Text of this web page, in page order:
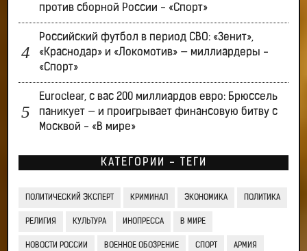
против сборной России - «Спорт»
Российский футбол в период СВО: «Зенит»,
«Краснодар» и «Локомотив» — миллиардеры -
«Спорт»
Euroclear, с вас 200 миллиардов евро: Брюссель
паникует — и проигрывает финансовую битву с
Москвой - «В мире»
КАТЕГОРИИ - ТЕГИ
ПОЛИТИЧЕСКИЙ ЭКСПЕРТ КРИМИНАЛ ЭКОНОМИКА ПОЛИТИКА
РЕЛИГИЯ КУЛЬТУРА ИНОПРЕССА В МИРЕ
НОВОСТИ РОССИИ ВОЕННОЕ ОБОЗРЕНИЕ СПОРТ АРМИЯ